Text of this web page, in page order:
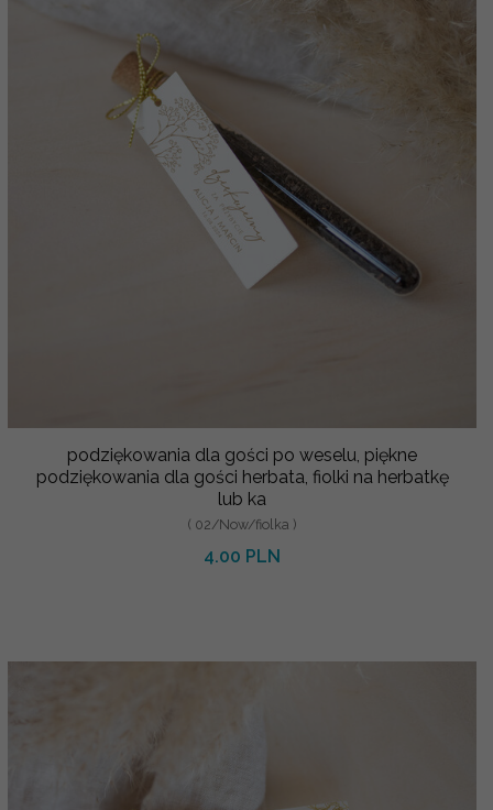
podziękowania dla gości po weselu, piękne
podziękowania dla gości herbata, fiolki na herbatkę
lub ka
( 02/Now/fiolka )
4.00 PLN